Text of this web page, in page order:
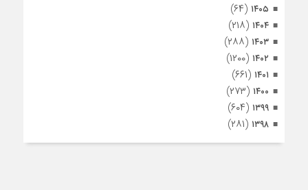
۱۴۰۵ (۶۴)
۱۴۰۴ (۲۱۸)
۱۴۰۳ (۲۸۸)
۱۴۰۲ (۱۲۰۰)
۱۴۰۱ (۶۶۱)
۱۴۰۰ (۲۷۳)
۱۳۹۹ (۶۰۴)
۱۳۹۸ (۲۸۱)